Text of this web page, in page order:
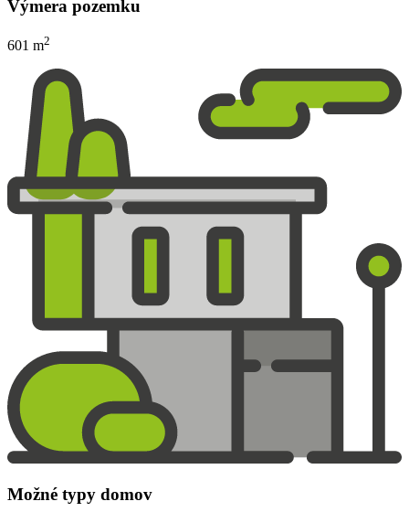
Výmera pozemku
601 m2
Možné typy domov